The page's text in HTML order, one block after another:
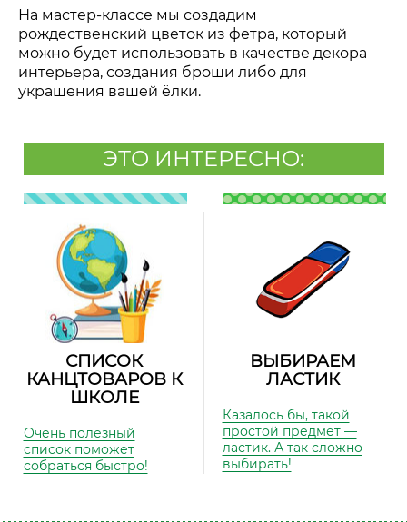
На мастер-классе мы создадим
рождественский цветок из фетра, который
можно будет использовать в качестве декора
интерьера, создания броши либо для
украшения вашей ёлки.
ЭТО ИНТЕРЕСНО:
СПИСОК
КАНЦТОВАРОВ К
ШКОЛЕ
Очень полезный
список поможет
собраться быстро!
ВЫБИРАЕМ
ЛАСТИК
Казалось бы, такой
простой предмет —
ластик. А так сложно
выбирать!